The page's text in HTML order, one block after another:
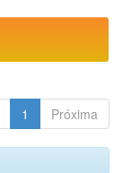
1 Próxima